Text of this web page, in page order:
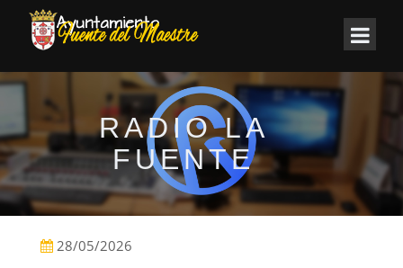
RADIO LA
FUENTE
28/05/2026